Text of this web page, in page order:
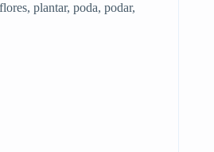
plantar, poda, podar,